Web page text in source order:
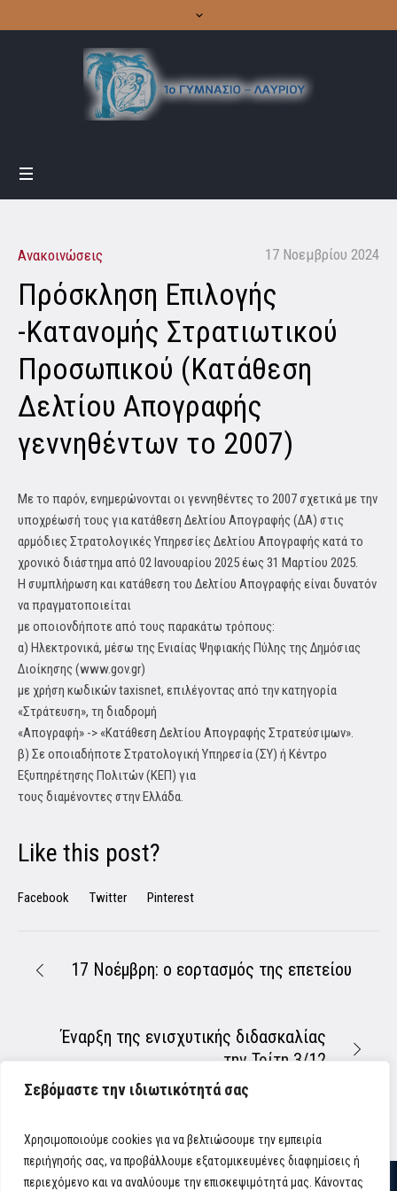
Σεβόμαστε την ιδιωτικότητά σας
Χρησιμοποιούμε cookies για να βελτιώσουμε την εμπειρία
περιήγησής σας, να προβάλλουμε εξατομικευμένες διαφημίσεις ή
περιεχόμενο και να αναλύουμε την επισκεψιμότητά μας. Κάνοντας
17 Νοεμβρίου 2024
Ανακοινώσεις
Πρόσκληση Επιλογής
-Κατανομής Στρατιωτικού
Προσωπικού (Κατάθεση
Δελτίου Απογραφής
γεννηθέντων το 2007)
Με το παρόν, ενημερώνονται οι γεννηθέντες το 2007 σχετικά με την
υποχρέωσή τους για κατάθεση Δελτίου Απογραφής (ΔΑ) στις
αρμόδιες Στρατολογικές Υπηρεσίες Δελτίου Απογραφής κατά το
χρονικό διάστημα από 02 Ιανουαρίου 2025 έως 31 Μαρτίου 2025.
Η συμπλήρωση και κατάθεση του Δελτίου Απογραφής είναι δυνατόν
να πραγματοποιείται
με οποιονδήποτε από τους παρακάτω τρόπους:
α) Ηλεκτρονικά, μέσω της Ενιαίας Ψηφιακής Πύλης της Δημόσιας
Διοίκησης (www.gov.gr)
με χρήση κωδικών taxisnet, επιλέγοντας από την κατηγορία
«Στράτευση», τη διαδρομή
«Απογραφή» -> «Κατάθεση Δελτίου Απογραφής Στρατεύσιμων».
β) Σε οποιαδήποτε Στρατολογική Υπηρεσία (ΣΥ) ή Κέντρο
Εξυπηρέτησης Πολιτών (ΚΕΠ) για
τους διαμένοντες στην Ελλάδα.
Like this post?
Facebook Twitter Pinterest
17 Νοέμβρη: ο εορτασμός της επετείου
Έναρξη της ενισχυτικής διδασκαλίας
την Τρίτη 3/12